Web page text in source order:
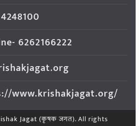
6262166222
www.krishakjagat.org/
Jagat (कृषक जगत). All rights